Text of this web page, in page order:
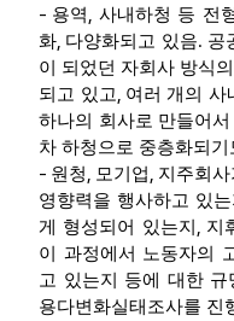
- 용역, 사내하청 등 전
화, 다양화되고 있음. 공
이 되었던 자회사 방식
되고 있고, 여러 개의 사
하나의 회사로 만들어
차 하청으로 중층화되기
- 원청, 모기업, 지주회
영향력을 행사하고 있는
게 형성되어 있는지 , 지
이 과정에서 노동자의
고 있는지 등에 대한
용다변화실태조사를 진